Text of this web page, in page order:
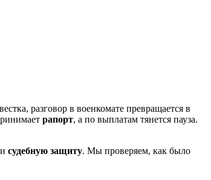
разговор в военкомате превращается в
рапорт, а по выплатам тянется пауза.
и судебную защиту. Мы проверяем, как было